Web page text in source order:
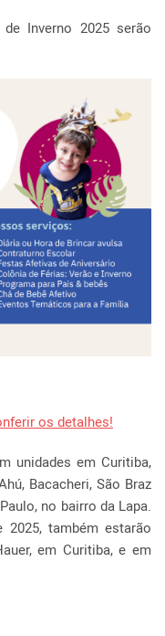
Inverno 2025 serão
os detalhes!
unidades em Curitiba,
Bacacheri, São Braz
no bairro da Lapa.
também estarão
em Curitiba, e em